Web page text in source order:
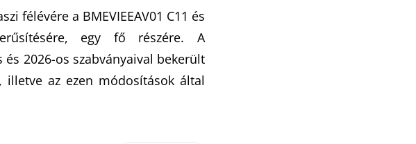
félévére a BMEVIEEAV01 C11 és
egy fő részére. A
2026-os szabványaival bekerült
az ezen módosítások által